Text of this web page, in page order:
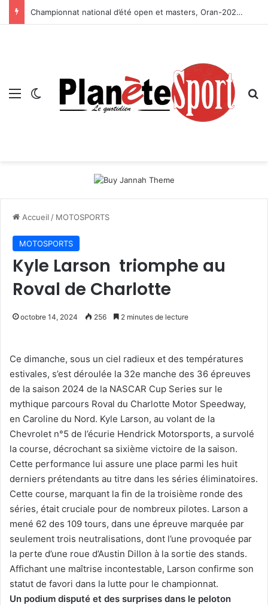
Championnat national d’été open et masters, Oran-2026 — Le CRB s’adjuge le titre
Menu Switch skin
Accueil / MOTOSPORTS
MOTOSPORTS
Kyle Larson triomphe au
Roval de Charlotte
octobre 14, 2024 256 2 minutes de lecture
Ce dimanche, sous un ciel radieux et des températures
estivales, s’est déroulée la 32e manche des 36 épreuves
de la saison 2024 de la NASCAR Cup Series sur le
mythique parcours Roval du Charlotte Motor Speedway,
en Caroline du Nord. Kyle Larson, au volant de la
Chevrolet n°5 de l’écurie Hendrick Motorsports, a survolé
la course, décrochant sa sixième victoire de la saison.
Cette performance lui assure une place parmi les huit
derniers prétendants au titre dans les séries éliminatoires.
Cette course, marquant la fin de la troisième ronde des
séries, était cruciale pour de nombreux pilotes. Larson a
mené 62 des 109 tours, dans une épreuve marquée par
seulement trois neutralisations, dont l’une provoquée par
la perte d’une roue d’Austin Dillon à la sortie des stands.
Affichant une maîtrise incontestable, Larson confirme son
statut de favori dans la lutte pour le championnat.
Un podium disputé et des surprises dans le peloton